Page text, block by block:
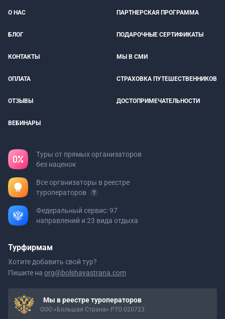
О НАС ПАРТНЕРСКАЯ ПРОГРАММА
БЛОГ ПОДАРОЧНЫЕ СЕРТИФИКАТЫ
КОНТАКТЫ МЫ В СМИ
ОПЛАТА СТРАХОВКА ПУТЕШЕСТВЕННИКОВ
ОТЗЫВЫ ДОСТОПРИМЕЧАТЕЛЬНОСТИ
ВЕБИНАРЫ
Туры от прямых организаторов
без наценок
Все организаторы в реестре
туроператоров
Федеральный сервис: 97
направлений и 23 вида отдыха
Турфирмам
Хотите добавить свой тур?
Пишите на org@bolshayastrana.com
Мы в реестре туроператоров
ООО «Большая Страна» РТО 020723